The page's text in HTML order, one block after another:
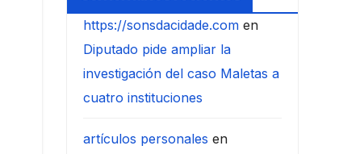
https://sonsdacidade.comen
Diputado pide ampliar la
investigación del caso Maletas a
cuatro instituciones
artículos personales en